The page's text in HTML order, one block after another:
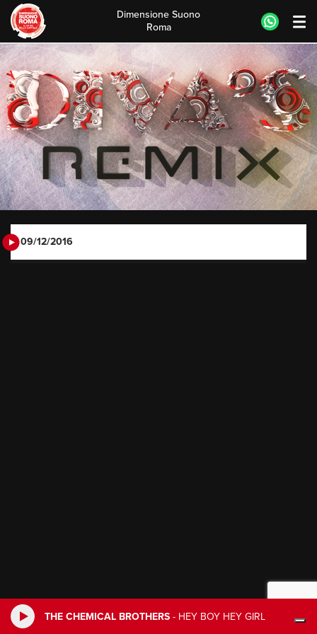
THE CHEMICAL BROTHERS - HEY BOY HEY GIRL
Skip
to
content
Dimensione Suono
Roma
09/12/2016